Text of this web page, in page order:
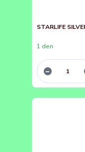
STARLIFE
1 den